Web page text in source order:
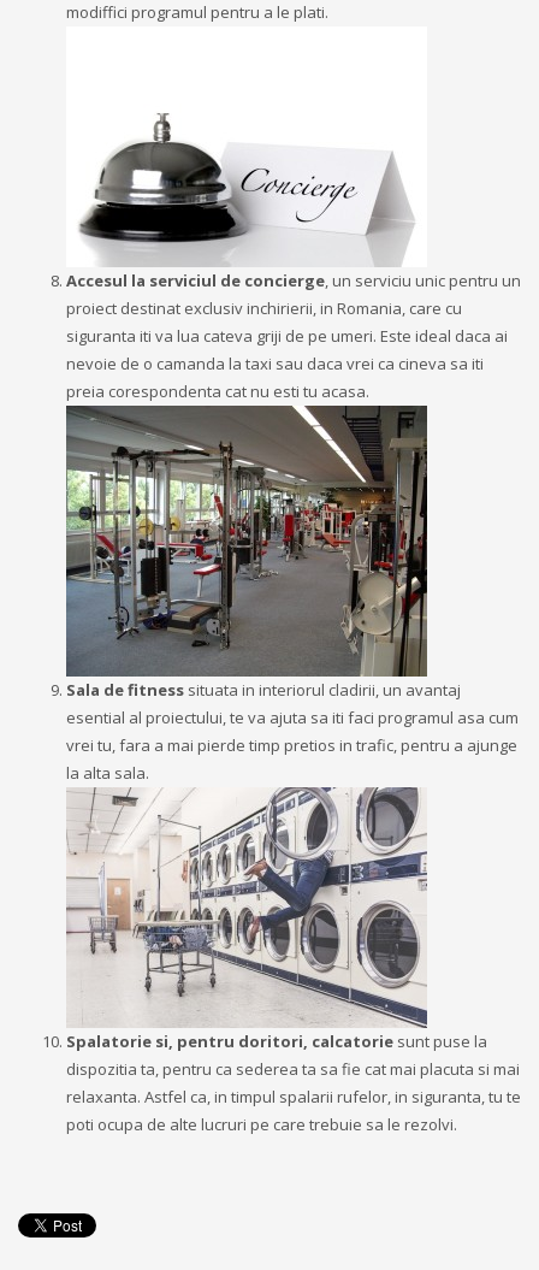
modiffici programul pentru a le plati.
Accesul la serviciul de concierge, un serviciu unic pentru un
proiect destinat exclusiv inchirierii, in Romania, care cu
siguranta iti va lua cateva griji de pe umeri. Este ideal daca ai
nevoie de o camanda la taxi sau daca vrei ca cineva sa iti
preia corespondenta cat nu esti tu acasa.
Sala de fitness situata in interiorul cladirii, un avantaj
esential al proiectului, te va ajuta sa iti faci programul asa cum
vrei tu, fara a mai pierde timp pretios in trafic, pentru a ajunge
la alta sala.
Spalatorie si, pentru doritori, calcatorie sunt puse la
dispozitia ta, pentru ca sederea ta sa fie cat mai placuta si mai
relaxanta. Astfel ca, in timpul spalarii rufelor, in siguranta, tu te
poti ocupa de alte lucruri pe care trebuie sa le rezolvi.